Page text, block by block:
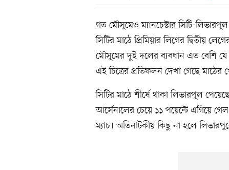
গত মৌসুমেও ম্যানচেস্টার সিটি-
সিটির মাঠে প্রিমিয়ার লিগের দ্বিতীয়
মৌসুমের দুই দলের ব্যবধান এত বেশি যে
এই চিত্রের প্রতিফলন দেখা গেছে মাঠের
সিটির মাঠে শীর্ষে থাকা লিভারপুল
আর্সেনালের চেয়ে ১১ পয়েন্টে এগিয়ে
ম্যাচ। অতিনাটকীয় কিছু না হলে